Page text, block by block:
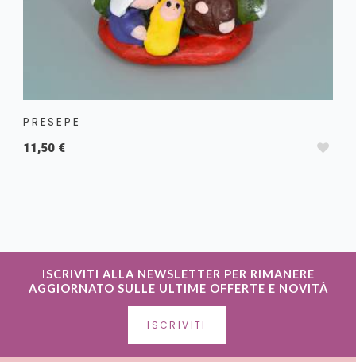
PRESEPE
11,50 €
ISCRIVITI ALLA NEWSLETTER PER RIMANERE
AGGIORNATO SULLE ULTIME OFFERTE E NOVITÀ
ISCRIVITI